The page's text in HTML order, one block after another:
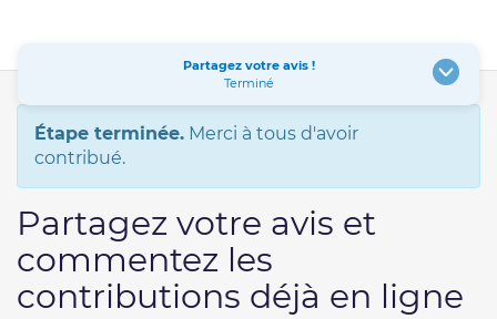
Partagez votre avis !
Terminé
Étape terminée. Merci à tous d'avoir
contribué.
Partagez votre avis et
commentez les
contributions déjà en ligne